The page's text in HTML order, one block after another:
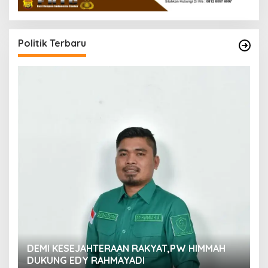
Politik Terbaru
DEMI KESEJAHTERAAN RAKYAT,PW HIMMAH
DUKUNG EDY RAHMAYADI